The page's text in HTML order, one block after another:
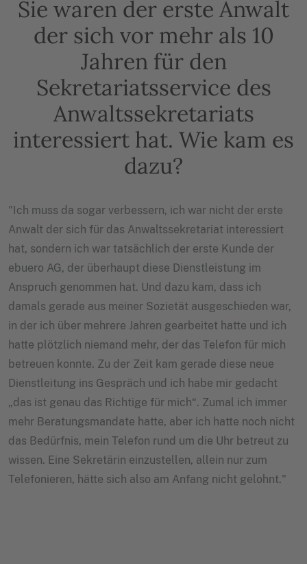
Sie waren der erste Anwalt
der sich vor mehr als 10
Jahren für den
Sekretariatsservice des
Anwaltssekretariats
interessiert hat. Wie kam es
dazu?
"Ich muss da sogar verbessern, ich war nicht der erste
Anwalt der sich für das Anwaltssekretariat interessiert
hat, sondern ich war tatsächlich der erste Kunde der
ebuero AG, der überhaupt diese Dienstleistung im
Anspruch genommen hat. Und dazu kam, dass ich
damals gerade aus meiner Sozietät ausgeschieden war,
in der ich über mehrere Jahren gearbeitet hatte und ich
hatte plötzlich niemand mehr, der das Telefon für mich
betreuen konnte. Zu der Zeit kam gerade diese neue
Dienstleitung ins Gespräch und ich habe mir gedacht
„das ist genau das Richtige für mich“. Zumal ich immer
mehr Beratungsmandate hatte, aber ich hatte noch nicht
das Bedürfnis, mein Telefon rund um die Uhr betreut zu
wissen. Eine Sekretärin einzustellen, allein nur zum
Telefonieren, hätte sich also am Anfang nicht gelohnt."